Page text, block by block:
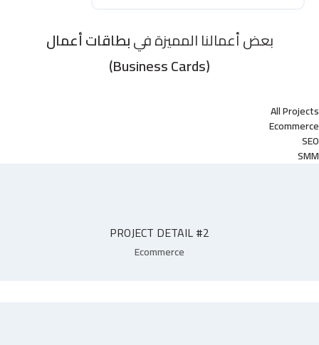
بعض أعمالنا المميزة فيبطاقات أعمال
(Business Cards)
All Projects
Ecommerce
SEO
SMM
PROJECT DETAIL #2
Ecommerce